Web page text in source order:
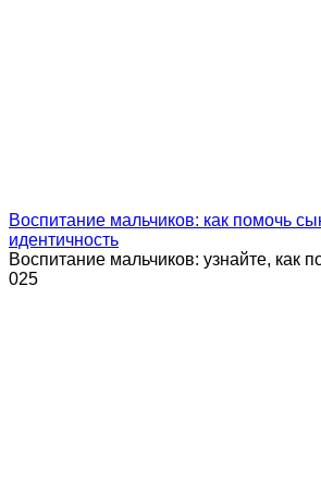
Воспитание мальчиков: как помочь
идентичность
Воспитание мальчиков: узнайте, как
025